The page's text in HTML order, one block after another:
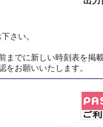
さい。
までに新しい時刻表を掲
お願いいたします。